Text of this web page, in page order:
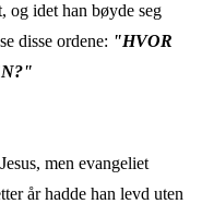
og idet han bøyde seg
disse ordene: "HVOR
men evangeliet
år hadde han levd uten